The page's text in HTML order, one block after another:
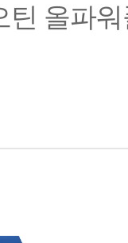
틴 올파